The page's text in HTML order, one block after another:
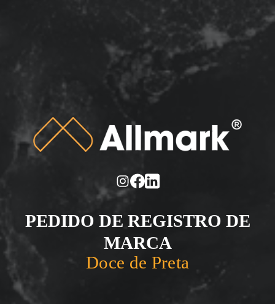
PEDIDO DE REGISTRO DE
MARCA
Doce de Preta